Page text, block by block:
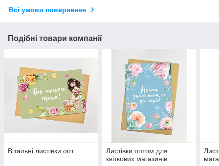
Всі умови повернення
Подібні товари компанії
Вітальні листівки опт
Листівки оптом для
квіткових магазинів